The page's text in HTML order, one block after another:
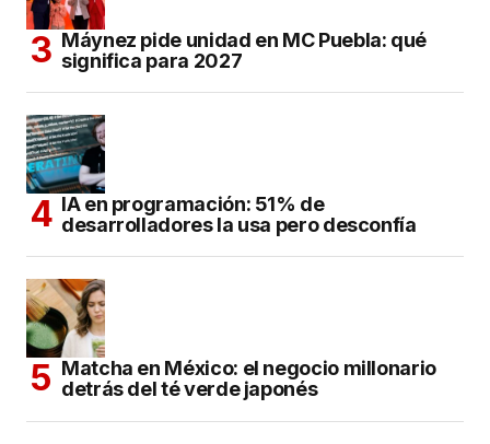
Máynez pide unidad en MC Puebla: qué
significa para 2027
IA en programación: 51% de
desarrolladores la usa pero desconfía
Matcha en México: el negocio millonario
detrás del té verde japonés